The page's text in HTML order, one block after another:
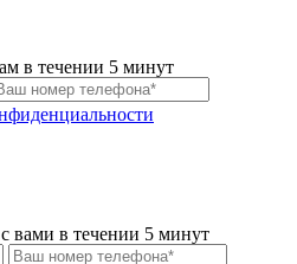
в течении 5 минут
вами в течении 5 минут